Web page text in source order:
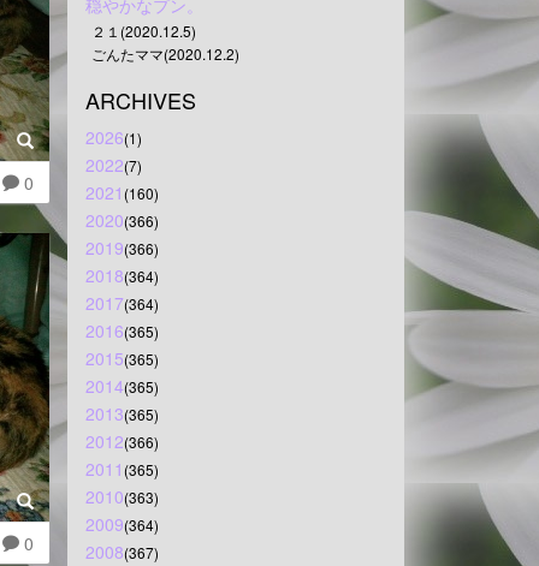
0
0
穏やかなプン。
２１(2020.12.5)
ごんたママ(2020.12.2)
ARCHIVES
2026(1)
2022(7)
2021 (160)
2020(366)
2019(366)
2018(364)
2017(364)
2016(365)
2015(365)
2014(365)
2013(365)
2012(366)
2011 (365)
2010(363)
2009(364)
2008(367)